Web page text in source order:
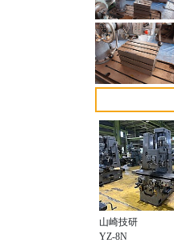
山崎技研
YZ-8N